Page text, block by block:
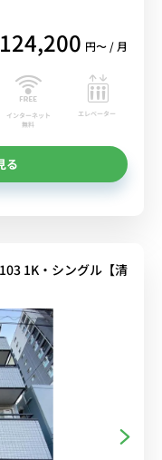
124,200 円〜 / 月
インターネット
無料
エレベーター
る
1K・シングル【清